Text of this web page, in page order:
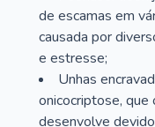
de escamas em
causada por
e estresse;
Unhas
onicocriptose, que
desenvolve